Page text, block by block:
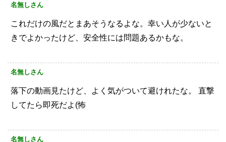
名無しさん
これだけの風だとまあそうなるよな。幸い人が少ないと
きでよかったけど、安全性には問題あるかもな。
名無しさん
落下の動画見たけど、よく気がついて避けれたな。
直撃
してたら即死だよ(怖
名無しさん